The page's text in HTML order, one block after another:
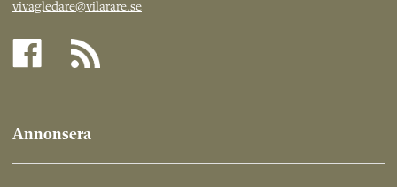
vivagledare@vilarare.se
Annonsera